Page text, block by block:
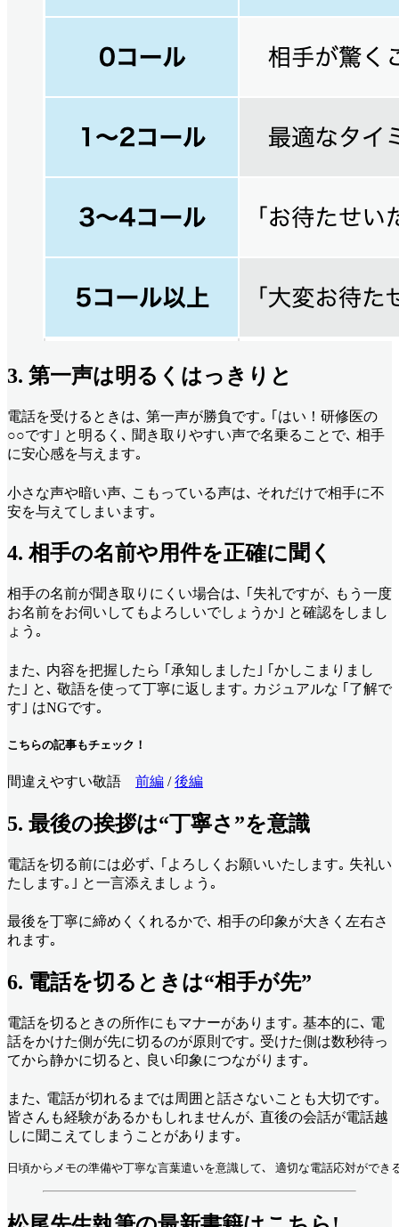
3. 第一声は明るくはっきりと
電話を受けるときは､ 第一声が勝負です｡ ｢はい！研修医の
○○です｣ と明るく､ 聞き取りやすい声で名乗ることで､ 相手
に安心感を与えます｡
小さな声や暗い声､ こもっている声は､ それだけで相手に不
安を与えてしまいます｡
4. 相手の名前や用件を正確に聞く
相手の名前が聞き取りにくい場合は､ ｢失礼ですが､ もう一度
お名前をお伺いしてもよろしいでしょうか｣ と確認をしまし
ょう｡
また､ 内容を把握したら ｢承知しました｣ ｢かしこまりまし
た｣ と､ 敬語を使って丁寧に返します｡ カジュアルな ｢了解で
す｣ はNGです｡
こちらの記事もチェック！
間違えやすい敬語 前編 /後編
5. 最後の挨拶は“丁寧さ”を意識
電話を切る前には必ず､ ｢よろしくお願いいたします｡ 失礼い
たします｡｣ と一言添えましょう｡
最後を丁寧に締めくくれるかで､ 相手の印象が大きく左右さ
れます｡
6. 電話を切るときは“相手が先”
電話を切るときの所作にもマナーがあります｡ 基本的に､ 電
話をかけた側が先に切るのが原則です｡ 受けた側は数秒待っ
てから静かに切ると､ 良い印象につながります｡
また､ 電話が切れるまでは周囲と話さないことも大切です｡
皆さんも経験があるかもしれませんが､ 直後の会話が電話越
しに聞こえてしまうことがあります｡
日頃からメモの準備や丁寧な言葉遣いを意識して､ 適切な電話応対がで